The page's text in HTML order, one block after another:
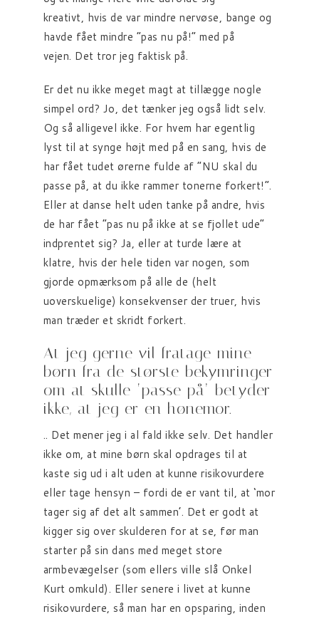
kreativt, hvis de var mindre nervøse, bange og
havde fået mindre “pas nu på!” med på
vejen. Det tror jeg faktisk på.
Er det nu ikke meget magt at tillægge nogle
simpel ord? Jo, det tænker jeg også lidt selv.
Og så alligevel ikke. For hvem har egentlig
lyst til at synge højt med på en sang, hvis de
har fået tudet ørerne fulde af “NU skal du
passe på, at du ikke rammer tonerne forkert!”.
Eller at danse helt uden tanke på andre, hvis
de har fået “pas nu på ikke at se fjollet ude”
indprentet sig? Ja, eller at turde lære at
klatre, hvis der hele tiden var nogen, som
gjorde opmærksom på alle de (helt
uoverskuelige) konsekvenser der truer, hvis
man træder et skridt forkert.
At jeg gerne vil fratage mine
børn fra de største bekymringer
om at skulle ‘passe på’ betyder
ikke, at jeg er en hønemor.
.. Det mener jeg i al fald ikke selv. Det handler
ikke om, at mine børn skal opdrages til at
kaste sig ud i alt uden at kunne risikovurdere
eller tage hensyn – fordi de er vant til, at ‘mor
tager sig af det alt sammen’. Det er godt at
kigger sig over skulderen for at se, før man
starter på sin dans med meget store
armbevægelser (som ellers ville slå Onkel
Kurt omkuld). Eller senere i livet at kunne
risikovurdere, så man har en opsparing, inden